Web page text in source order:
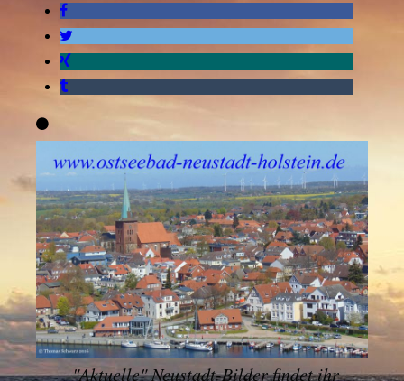
"Aktuelle" Neustadt-Bilder findet ihr